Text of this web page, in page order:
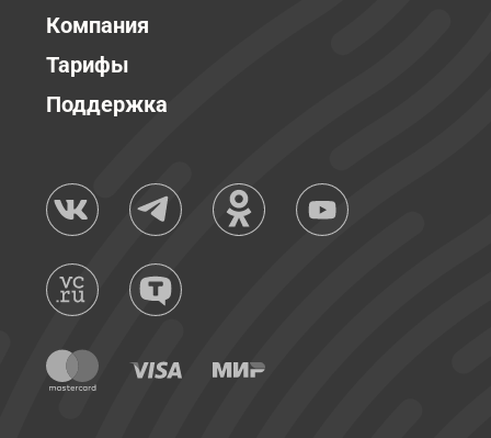
Компания
Тарифы
Поддержка